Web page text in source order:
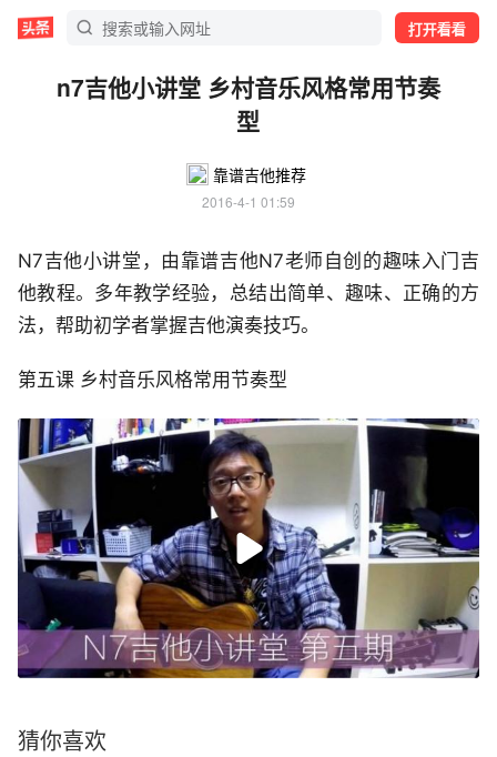
打开看看
n7吉他小讲堂 乡村音乐风格常用节奏
型
靠谱吉他推荐
2016-4-1 01:59
N7吉他小讲堂，由靠谱吉他N7老师自创的趣味入门吉
他教程。多年教学经验，总结出简单、趣味、正确的方
法，帮助初学者掌握吉他演奏技巧。
第五课 乡村音乐风格常用节奏型
猜你喜欢